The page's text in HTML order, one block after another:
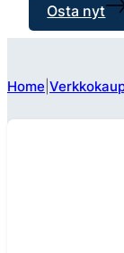
Osta nyt
Home